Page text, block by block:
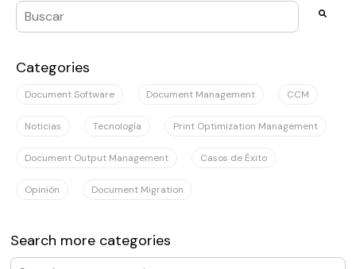
Esto es un campo de búsqueda con una función de texto
Categories
Document Software Document Management CCM
Noticias Tecnología Print Optimization Management
Document Output Management Casos de Éxito
Opinión Document Migration
Search more categories